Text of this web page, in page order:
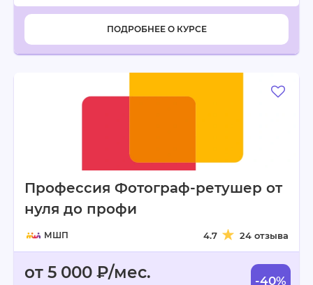
ПОДРОБНЕЕ О КУРСЕ
Профессия Фотограф-ретушер от
нуля до профи
МШП 4.7 24 отзыва
от 5 000 ₽/мес. -40%